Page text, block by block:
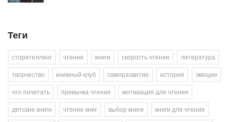
Теги
сторителлинг чтение книги скорость чтения
литература
творчество
книжный клуб саморазвитие история
эмоции
что почитать
привычка чтения
мотивация для чтения
детские книги
чтение книг выбор книги
книги для чтения